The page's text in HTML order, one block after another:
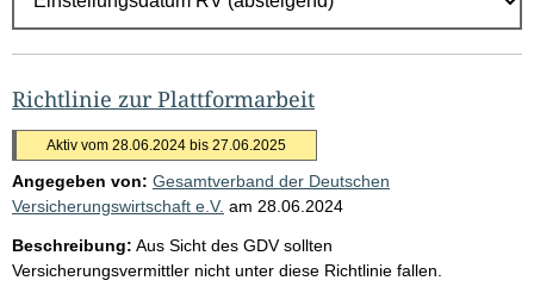
g
e
b
n
i
s
e
Richtlinie zur Plattformarbeit
Aktiv vom 28.06.2024 bis 27.06.2025
Angegeben von: Gesamtverband der Deutschen
Versicherungswirtschaft e.V. am 28.06.2024
Beschreibung: Aus Sicht des GDV sollten
Versicherungsvermittler nicht unter diese Richtlinie fallen.